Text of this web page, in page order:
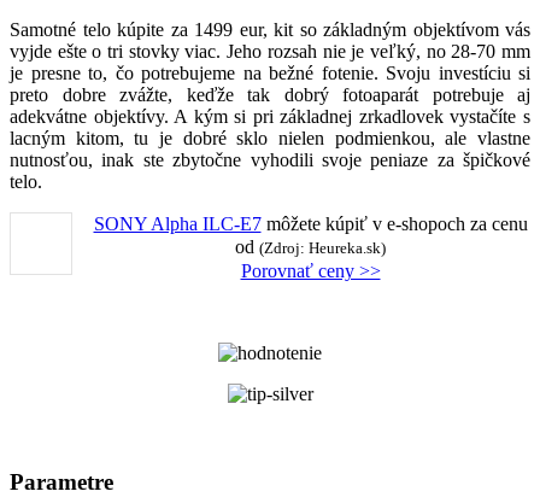
Samotné telo kúpite za 1499 eur, kit so základným objektívom vás
vyjde ešte o tri stovky viac. Jeho rozsah nie je veľký, no 28-70 mm
je presne to, čo potrebujeme na bežné fotenie. Svoju investíciu si
preto dobre zvážte, keďže tak dobrý fotoaparát potrebuje aj
adekvátne objektívy. A kým si pri základnej zrkadlovek vystačíte s
lacným kitom, tu je dobré sklo nielen podmienkou, ale vlastne
nutnosťou, inak ste zbytočne vyhodili svoje peniaze za špičkové
telo.
SONY Alpha ILC-E7môžete kúpiť v e-shopoch za cenu
od (Zdroj: Heureka.sk)
Porovnať ceny >>
Parametre